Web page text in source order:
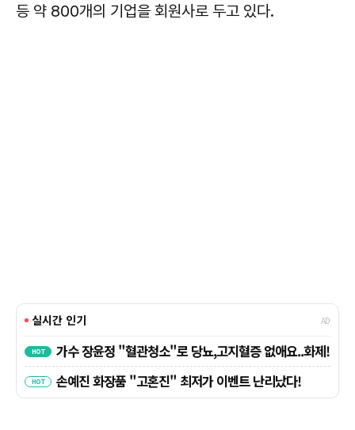
등 약 800개의 기업을 회원사로 두고 있다.